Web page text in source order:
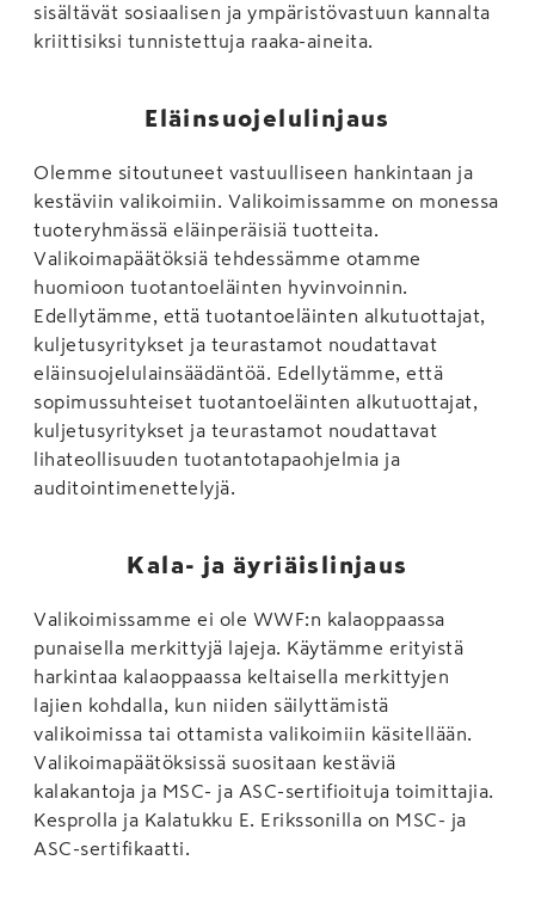
sisältävät sosiaalisen ja ympäristövastuun kannalta
kriittisiksi tunnistettuja raaka-aineita.
Eläinsuojelulinjaus
Olemme sitoutuneet vastuulliseen hankintaan ja
kestäviin valikoimiin. Valikoimissamme on monessa
tuoteryhmässä eläinperäisiä tuotteita.
Valikoimapäätöksiä tehdessämme otamme
huomioon tuotantoeläinten hyvinvoinnin.
Edellytämme, että tuotantoeläinten alkutuottajat,
kuljetusyritykset ja teurastamot noudattavat
eläinsuojelulainsäädäntöä. Edellytämme, että
sopimussuhteiset tuotantoeläinten alkutuottajat,
kuljetusyritykset ja teurastamot noudattavat
lihateollisuuden tuotantotapaohjelmia ja
auditointimenettelyjä.
Kala- ja äyriäislinjaus
Valikoimissamme ei ole WWF:n kalaoppaassa
punaisella merkittyjä lajeja. Käytämme erityistä
harkintaa kalaoppaassa keltaisella merkittyjen
lajien kohdalla, kun niiden säilyttämistä
valikoimissa tai ottamista valikoimiin käsitellään.
Valikoimapäätöksissä suositaan kestäviä
kalakantoja ja MSC- ja ASC-sertifioituja toimittajia.
Kesprolla ja Kalatukku E. Erikssonilla on MSC- ja
ASC-sertifikaatti.